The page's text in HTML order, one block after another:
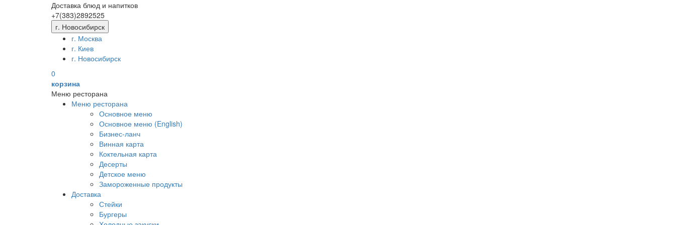
Доставка блюд и напитков
+7(383)2892525
г. Новосибирск
г. Москва
г. Киев
г. Новосибирск
0
корзина
Меню ресторана
Меню ресторана
Основное меню
Основное меню (English)
Бизнес-ланч
Винная карта
Коктельная карта
Десерты
Детское меню
Замороженные продукты
Доставка
Стейки
Бургеры